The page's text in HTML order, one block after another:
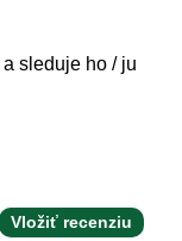
a sleduje ho / ju
Vložiť recenziu